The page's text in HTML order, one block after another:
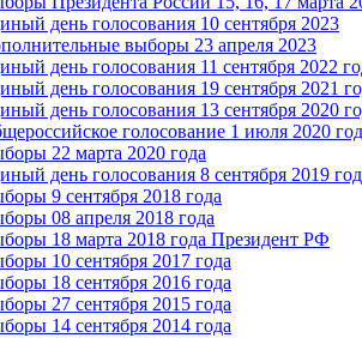
день голосования 10 сентября 2023
выборы 23 апреля 2023
день голосования 11 сентября 2022
день голосования 19 сентября 2021
день голосования 13 сентября 2020
голосование 1 июля 2020
22 марта 2020 года
день голосования 8 сентября 2019
9 сентября 2018 года
08 апреля 2018 года
18 марта 2018 года Президент РФ
10 сентября 2017 года
18 сентября 2016 года
27 сентября 2015 года
14 сентября 2014 года